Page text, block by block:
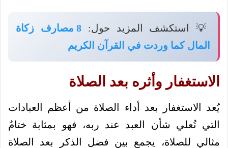
💡 استكشف المزيد حول:
8 مصارف زكاة
المال كما وردت في القرآن الكريم
الاستغفار وأثره بعد الصلاة
يُعد الاستغفار بعد أداء الصلاة من أعظم العبادات
التي تُعلي شأن العبد عند ربه، فهو بمثابة ختامٌ
مثالي للصلاة، يجمع بين فضل الذكر بعد الصلاة